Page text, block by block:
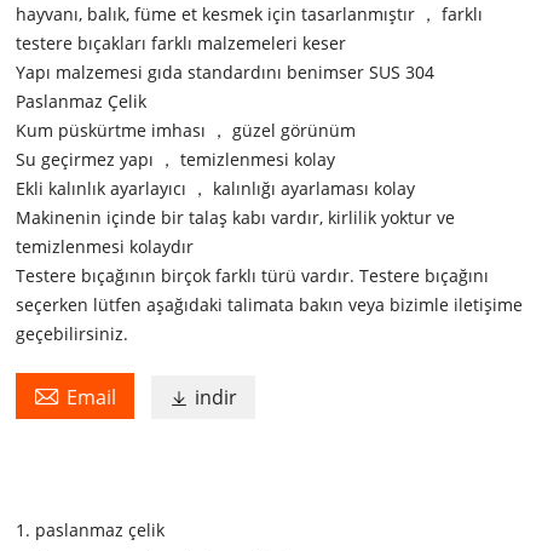
hayvanı, balık, füme et kesmek için tasarlanmıştır ， farklı
testere bıçakları farklı malzemeleri keser
Yapı malzemesi gıda standardını benimser SUS 304
Paslanmaz Çelik
Kum püskürtme imhası ， güzel görünüm
Su geçirmez yapı ， temizlenmesi kolay
Ekli kalınlık ayarlayıcı ， kalınlığı ayarlaması kolay
Makinenin içinde bir talaş kabı vardır, kirlilik yoktur ve
temizlenmesi kolaydır
Testere bıçağının birçok farklı türü vardır. Testere bıçağını
seçerken lütfen aşağıdaki talimata bakın veya bizimle iletişime
geçebilirsiniz.
 Email  indir
1. paslanmaz çelik